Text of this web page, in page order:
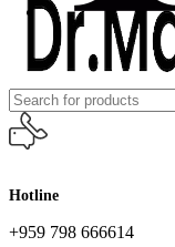
Hotline
+959 798 666614